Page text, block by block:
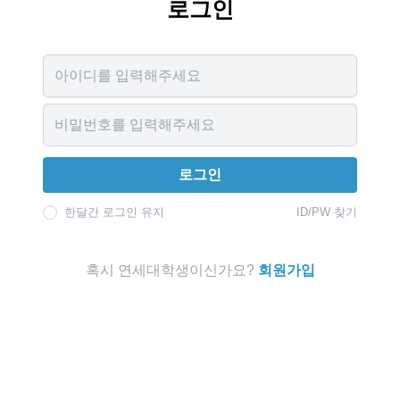
로그인
로그인
한달간 로그인 유지 ID/PW 찾기
혹시 연세대학생이신가요? 회원가입